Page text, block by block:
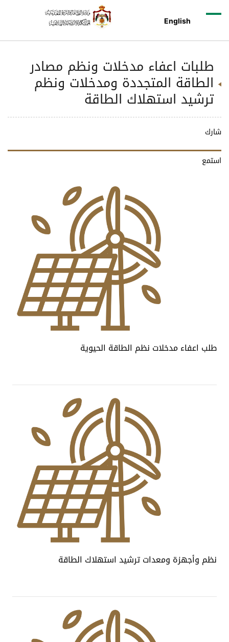
English
طلبات اعفاء مدخلات ونظم مصادر
الطاقة المتجددة ومدخلات ونظم
ترشيد استهلاك الطاقة
شارك
استمع
طلب اعفاء مدخلات نظم الطاقة الحيوية
نظم وأجهزة ومعدات ترشيد استهلاك الطاقة